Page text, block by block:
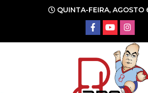
conteúdo
QUINTA-FEIRA, AGOSTO